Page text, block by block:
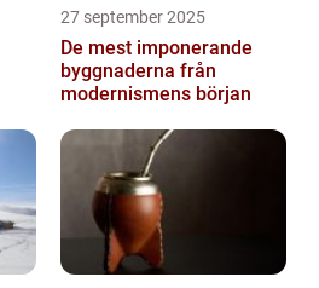
27 september 2025
De mest imponerande
byggnaderna från
modernismens början